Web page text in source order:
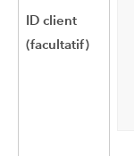
ID client
(facultatif)